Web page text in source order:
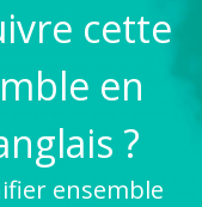
cette
en
?
ensemble